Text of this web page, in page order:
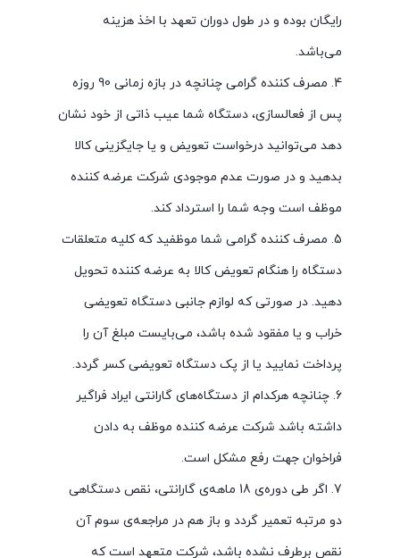
رایگان بوده و در طول دوران تعهد با اخذ هزینه
می‌باشد.
4. مصرف کننده گرامی چنانچه در بازه زمانی 90 روزه
پس از فعالسازی، دستگاه شما عیب ذاتی از خود نشان
دهد می‌توانید درخواست تعویض و یا جایگزینی کالا
بدهید و در صورت عدم موجودی شرکت عرضه کننده
موظف است وجه شما را استرداد کند.
5. مصرف کننده گرامی شما موظفید که کلیه متعلقات
دستگاه را هنگام تعویض کالا به عرضه کننده تحویل
دهید. در صورتی که لوازم جانبی دستگاه تعویضی
خراب و یا مفقود شده باشد، می‌بایست مبلغ آن را
پرداخت نمایید یا از پک دستگاه تعویضی کسر گردد.
6. چنانچه هرکدام از دستگاه‌های گارانتی ایراد فراگیر
داشته باشد شرکت عرضه کننده موظف به دادن
فراخوان جهت رفع مشکل است.
7. اگر طی دوره‌ی 18 ماهه‌ی گارانتی، نقص دستگاهی
دو مرتبه تعمیر گردد و باز هم در مراجعه‌ی سوم آن
نقص برطرف نشده باشد، شرکت متعهد است که